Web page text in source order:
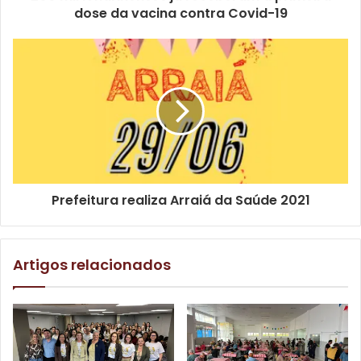
Amaral, a obra vem ajudar a desafogar o trânsito na região,
principalmente nos horários de grande movimento, em
que até os pedestres têm dificuldades para atravessar de
um lado ao outro das vias. “Eu ando bastante de ônibus e
acho que ficou muito boa essa obra. No começo, até o
pessoal entender pode ser complicado, mas acredito que
depois, o povo vai respeitar mais e vai obedecer a faixa de
pedestre. No meu ver, o prefeito Marcelo Belinati está
sendo um dos melhores dos últimos tempos, porque em
todo o lugar que a gente anda tem obra, se não tá
concluída, tá em andamento, e isso tem na minha região
Os motoristas que dirigirem no sentido centro-zona norte
e vice-versa têm pistas duplicadas para seguirem direto
seu trajeto, sem precisar contornar a antiga rotatória. Eles
devem se atentar aos sinaleiros, que foram instalados no
dose da vacina contra Covid-19
Prefeitura realiza Arraiá da Saúde 2021
Artigos relacionados